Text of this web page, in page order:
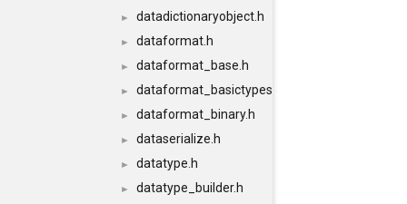
► datadictionaryobject.h
► dataformat.h
► dataformat_base.h
► dataformat_basictypes.h
► dataformat_binary.h
► dataserialize.h
► datatype.h
► datatype_builder.h